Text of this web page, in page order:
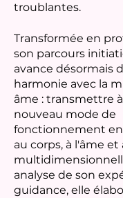
troublantes.
Transformée en
son parcours
avance désormais
harmonie avec la
âme : transmettre
nouveau mode de
fonctionnement
au corps, à l'âme et
analyse de son
guidance, elle